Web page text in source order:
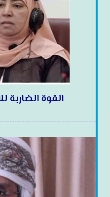
القوة الضاربة